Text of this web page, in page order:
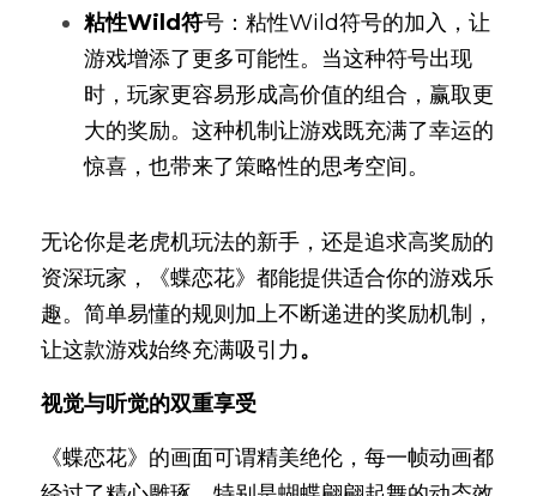
粘性Wild符号：粘性Wild符号的加入，让
游戏增添了更多可能性。当这种符号出现
时，玩家更容易形成高价值的组合，赢取更
大的奖励。这种机制让游戏既充满了幸运的
惊喜，也带来了策略性的思考空间。
无论你是老虎机玩法的新手，还是追求高奖励的
资深玩家，《蝶恋花》都能提供适合你的游戏乐
趣。简单易懂的规则加上不断递进的奖励机制，
让这款游戏始终充满吸引力。
视觉与听觉的双重享受
《蝶恋花》的画面可谓精美绝伦，每一帧动画都